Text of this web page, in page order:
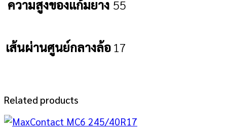
ความสูงของแก้มยาง 55
เส้นผ่านศูนย์กลางล้อ17
Related products